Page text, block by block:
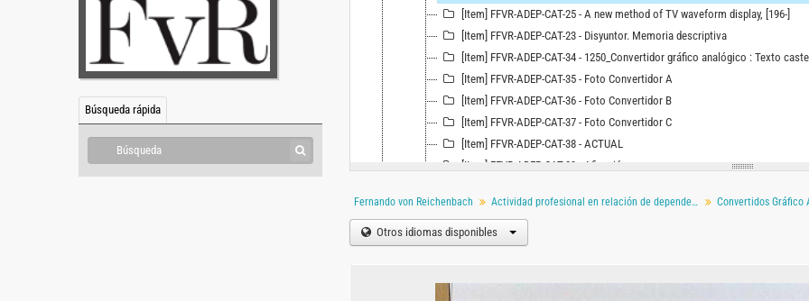
Búsqueda rápida
[Item] FFVR-ADEP-CAT-25 - A new method of TV waveform display, [196-]
[Item] FFVR-ADEP-CAT-23 - Disyuntor. Memoria descriptiva
[Item] FFVR-ADEP-CAT-34 - 1250_Convertidor gráfico analógico : Texto
[Item] FFVR-ADEP-CAT-35 - Foto Convertidor A
[Item] FFVR-ADEP-CAT-36 - Foto Convertidor B
[Item] FFVR-ADEP-CAT-37 - Foto Convertidor C
[Item] FFVR-ADEP-CAT-38 - ACTUAL
[Item] FFVR-ADEP-CAT-39 - Afinación
[Serie] FFVR-ENS - Enseñanza e Investigación, 1971
[Serie] FFVR-ODP - Objetos y Documentos personales
Fernando von Reichenbach Actividad profesional en relación de dependencia Convertidos Gráfico
Otros idiomas disponibles